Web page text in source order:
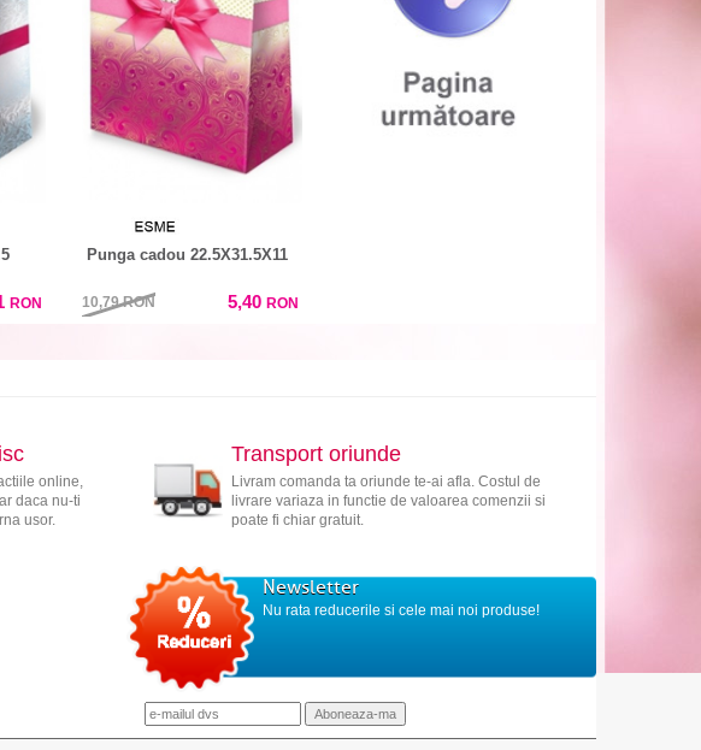
RON
Punga cadou 22.5X31.5X11
10,79RON 5,40RON
online,
daca nu-ti
usor.
Transport oriunde
Livram comanda ta oriunde te-ai afla. Costul de
livrare variaza in functie de valoarea comenzii si
poate fi chiar gratuit.
Newsletter
Nu rata reducerile si cele mai noi produse!